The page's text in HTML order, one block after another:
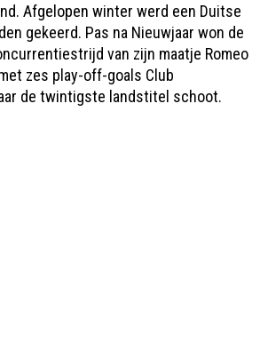
Afgelopen winter werd een Duitse
gekeerd. Pas na Nieuwjaar won de
van zijn maatje Romeo
zes play-off-goals Club
de twintigste landstitel schoot.